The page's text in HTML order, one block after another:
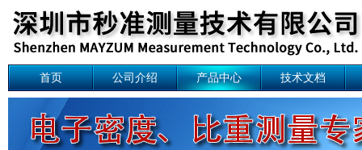
首页 公司介绍 产品中心 技术文档